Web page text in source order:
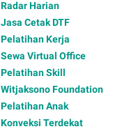
Radar Harian
Jasa Cetak DTF
Pelatihan Kerja
Sewa Virtual Office
Pelatihan Skill
Witjaksono Foundation
Pelatihan Anak
Konveksi Terdekat